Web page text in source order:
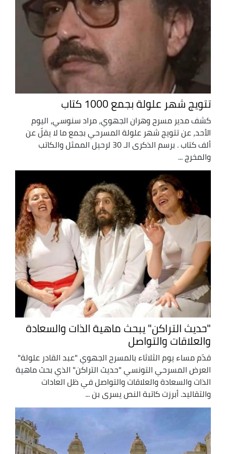
تتويج شهر علولة بجمع 1000 كتاب
كشف مدير مسرح وهران الجهوي، مراد سنوسي، اليوم
الأحد، عن تتويج شهر علولة المسرحي بجمع ما لا يقلّ عن
ألف كتاب . برسم الذكرى الـ 30 لرحيل الممثل والكاتب
والمخرج ...
"حديث التراكن" يبحث ماهية الذات والسعادة
والعلاقات والتواصل
قدّم مساء يوم الثلاثاء بالمسرح الجهوي "عبد القادر علولة"
العرض المسرحي التونسي "حديث التراكن" الذي بحث ماهية
الذات والسعادة والعلاقات والتواصل في ظل العادات
والتقاليد. أبرزت كاتبة النص يسرى بن ...